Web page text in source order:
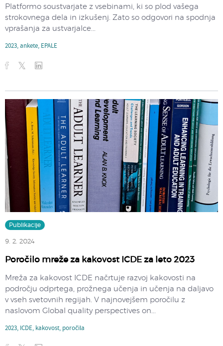
Platformo soustvarjate z vsebinami, ki so plod vašega
strokovnega dela in izkušenj. Zato so odgovori na spodnja
vprašanja za ustvarjalce...
2023,ankete, EPALE
Publikacije
9. 2. 2024
Poročilo mreže za kakovost ICDE za leto 2023
Mreža za kakovost ICDE načrtuje razvoj kakovosti na
področju odprtega, prožnega učenja in učenja na daljavo
v vseh svetovnih regijah. V najnovejšem poročilu z
naslovom Global quality perspectives on...
2023, ICDE, kakovost, poročila